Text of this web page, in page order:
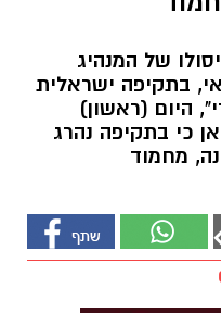
של המנהיג
בתקיפה ישראלית
היום (ראשון)
כי בתקיפה נהרג
מחמוד